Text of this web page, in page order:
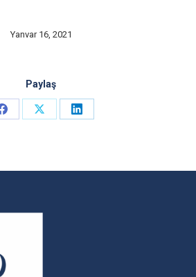
Yanvar 16, 2021
Paylaş
Share
Share
Share